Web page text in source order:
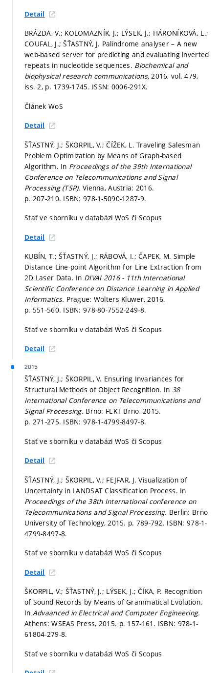
Detail
BRÁZDA, V.; KOLOMAZNÍK, J.; LÝSEK, J.; HÁRONÍKOVÁ, L.;
COUFAL, J.; ŠŤASTNÝ, J. Palindrome analyser – A new
web-based server for predicting and evaluating inverted
repeats in nucleotide sequences. Biochemical and
biophysical research communications,2016, vol. 479,
iss. 2, p. 1739-1745. ISSN: 0006-291X.
Článek WoS
Detail
ŠŤASTNÝ, J.; ŠKORPIL, V.; ČÍŽEK, L. Traveling Salesman
Problem Optimization by Means of Graph-based
Algorithm. In Proceedings of the 39th International
Conference on Telecommunications and Signal
Processing (TSP).Vienna, Austria: 2016.
p. 207-210. ISBN: 978-1-5090-1287-9.
Stať ve sborníku v databázi WoS či Scopus
Detail
KUBÍN, T.; ŠŤASTNÝ, J.; RÁBOVÁ, I.; ČAPEK, M. Simple
Distance Line-point Algorithm for Line Extraction from
2D Laser Data. In DIVAI 2016 ‐ 11th International
Scientific Conference on Distance Learning in Applied
Informatics. Prague: Wolters Kluwer, 2016.
p. 551-560. ISBN: 978-80-7552-249-8.
Stať ve sborníku v databázi WoS či Scopus
Detail
2015
ŠŤASTNÝ, J.; ŠKORPIL, V. Ensuring Invariances for
Structural Methods of Object Recognition. In 38
International Conference on Telecommunications and
Signal Processing. Brno: FEKT Brno, 2015.
p. 271-275. ISBN: 978-1-4799-8497-8.
Stať ve sborníku v databázi WoS či Scopus
Detail
ŠŤASTNÝ, J.; ŠKORPIL, V.; FEJFAR, J. Visualization of
Uncertainty in LANDSAT Classification Process. In
Proceedings of the 38th International conference on
Telecommunications and Signal Processing. Berlin: Brno
University of Technology, 2015. p. 789-792. ISBN: 978-1-
4799-8497-8.
Stať ve sborníku v databázi WoS či Scopus
Detail
ŠKORPIL, V.; ŠŤASTNÝ, J.; LÝSEK, J.; ČÍKA, P. Recognition
of Sound Records by Means of Grammatical Evolution.
In Advaanced in Electrical and Computer Engineering.
Athens: WSEAS Press, 2015. p. 157-161. ISBN: 978-1-
61804-279-8.
Stať ve sborníku v databázi WoS či Scopus